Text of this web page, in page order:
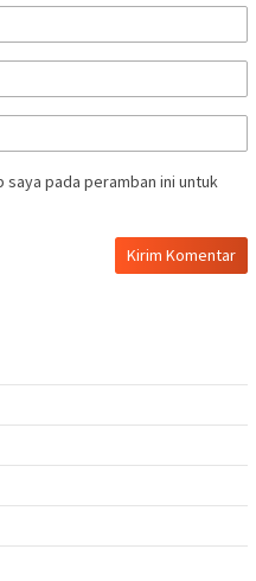
saya pada peramban ini untuk